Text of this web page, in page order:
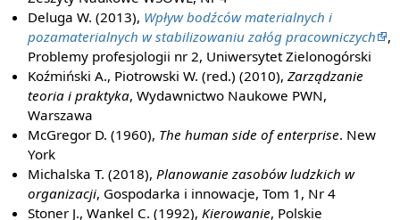
Deluga W. (2013), Wpływ bodźców materialnych i
pozamaterialnych w stabilizowaniu załóg pracowniczych
,
Problemy profesjologii nr 2, Uniwersytet Zielonogórski
Koźmiński A., Piotrowski W. (red.) (2010),Zarządzanie
teoria i praktyka, Wydawnictwo Naukowe PWN,
Warszawa
McGregor D. (1960), The human side of enterprise. New
York
Michalska T. (2018),Planowanie zasobów ludzkich w
organizacji, Gospodarka i innowacje, Tom 1, Nr 4
Stoner J., Wankel C. (1992),Kierowanie, Polskie